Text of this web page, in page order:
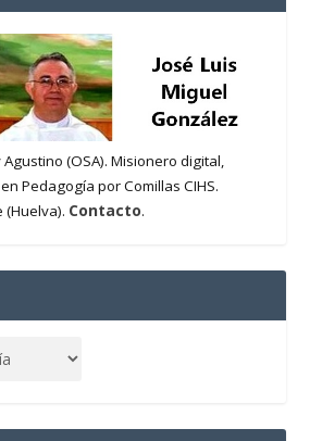
(OSA). Misionero digital,
Pedagogía por Comillas CIHS.
(Huelva). Contacto.